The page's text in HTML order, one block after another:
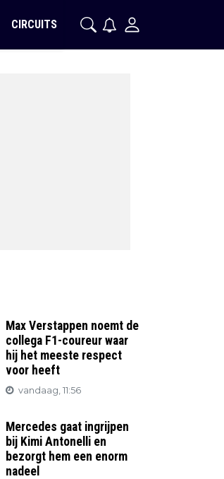
CIRCUITS
Max Verstappen noemt de
collega F1-coureur waar
hij het meeste respect
voor heeft
vandaag, 11:56
Mercedes gaat ingrijpen
bij Kimi Antonelli en
bezorgt hem een enorm
nadeel